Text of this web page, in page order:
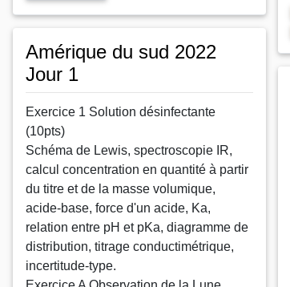
Amérique du sud 2022
Jour 1
Exercice 1 Solution désinfectante
(10pts)
Schéma de Lewis, spectroscopie IR,
calcul concentration en quantité à partir
du titre et de la masse volumique,
acide-base, force d'un acide, Ka,
relation entre pH et pKa, diagramme de
distribution, titrage conductimétrique,
incertitude-type.